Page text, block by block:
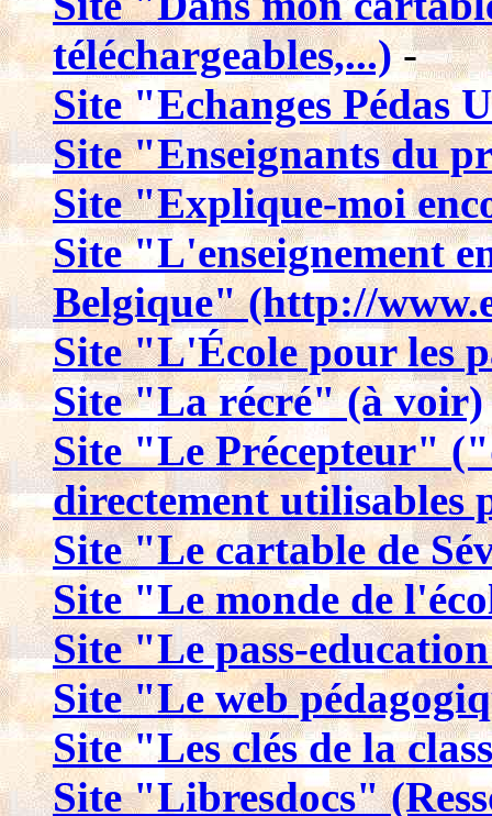
téléchargeables,...)-
Site "Echanges Pédas
Site "Enseignants du
Site "Explique-moi
Site "L'enseignement
Belgique" (http://
Site "L'École pour les
Site "La récré" (à voir)
Site "Le Précepteur"
directement utilisables
Site "Le cartable de
Site "Le monde de
Site "Le pass-
Site "Le web
Site "Les clés de la
Site "Libresdocs"